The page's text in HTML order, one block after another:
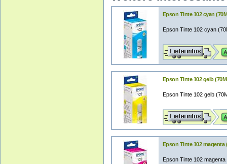
Epson Tinte 102 cyan
Epson Tinte 102 cyan
Epson Tinte 102 gelb
Epson Tinte 102 gelb
Epson Tinte 102 magenta
Epson Tinte 102